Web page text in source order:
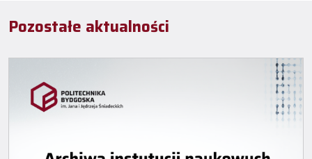
Pozostałe aktualności